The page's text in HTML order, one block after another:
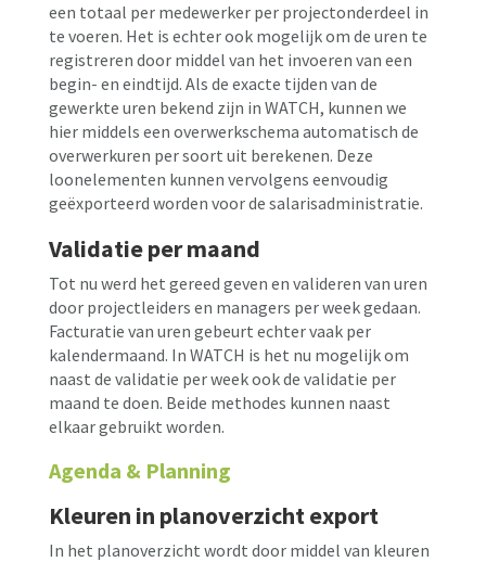
een totaal per medewerker per projectonderdeel in
te voeren. Het is echter ook mogelijk om de uren te
registreren door middel van het invoeren van een
begin- en eindtijd. Als de exacte tijden van de
gewerkte uren bekend zijn in WATCH, kunnen we
hier middels een overwerkschema automatisch de
overwerkuren per soort uit berekenen. Deze
loonelementen kunnen vervolgens eenvoudig
geëxporteerd worden voor de salarisadministratie.
Validatie per maand
Tot nu werd het gereed geven en valideren van uren
door projectleiders en managers per week gedaan.
Facturatie van uren gebeurt echter vaak per
kalendermaand. In WATCH is het nu mogelijk om
naast de validatie per week ook de validatie per
maand te doen. Beide methodes kunnen naast
elkaar gebruikt worden.
Agenda & Planning
Kleuren in planoverzicht export
In het planoverzicht wordt door middel van kleuren